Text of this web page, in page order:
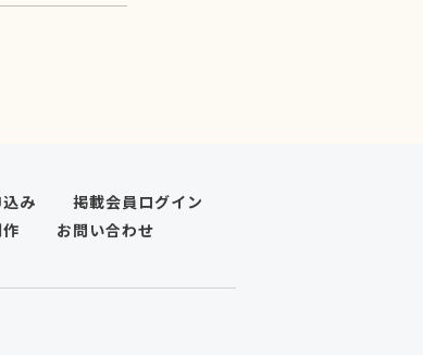
み
掲載会員ログイン
お問い合わせ